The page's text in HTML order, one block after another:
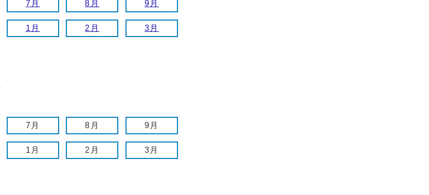
7月 8月 9月
1月 2月 3月
7月 8月 9月
1月 2月 3月